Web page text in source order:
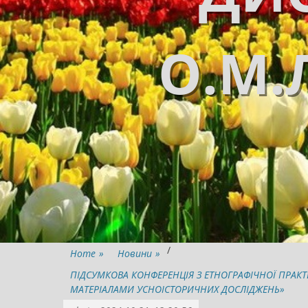
Home » Новини » /
ПІДСУМКОВА КОНФЕРЕНЦІЯ З ЕТНОГРАФІЧНОЇ
МАТЕРІАЛАМИ УСНОІСТОРИЧНИХ ДОСЛІДЖЕНЬ»